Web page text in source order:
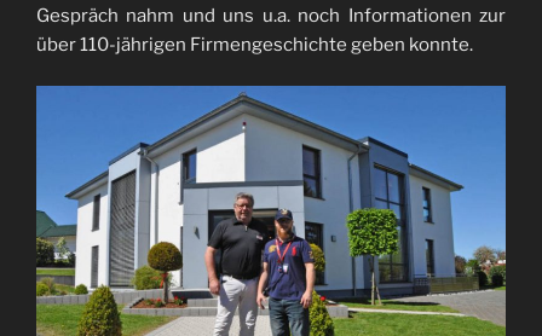
Gespräch nahm und uns u.a. noch Informationen zur
über 110-jährigen Firmengeschichte geben konnte.